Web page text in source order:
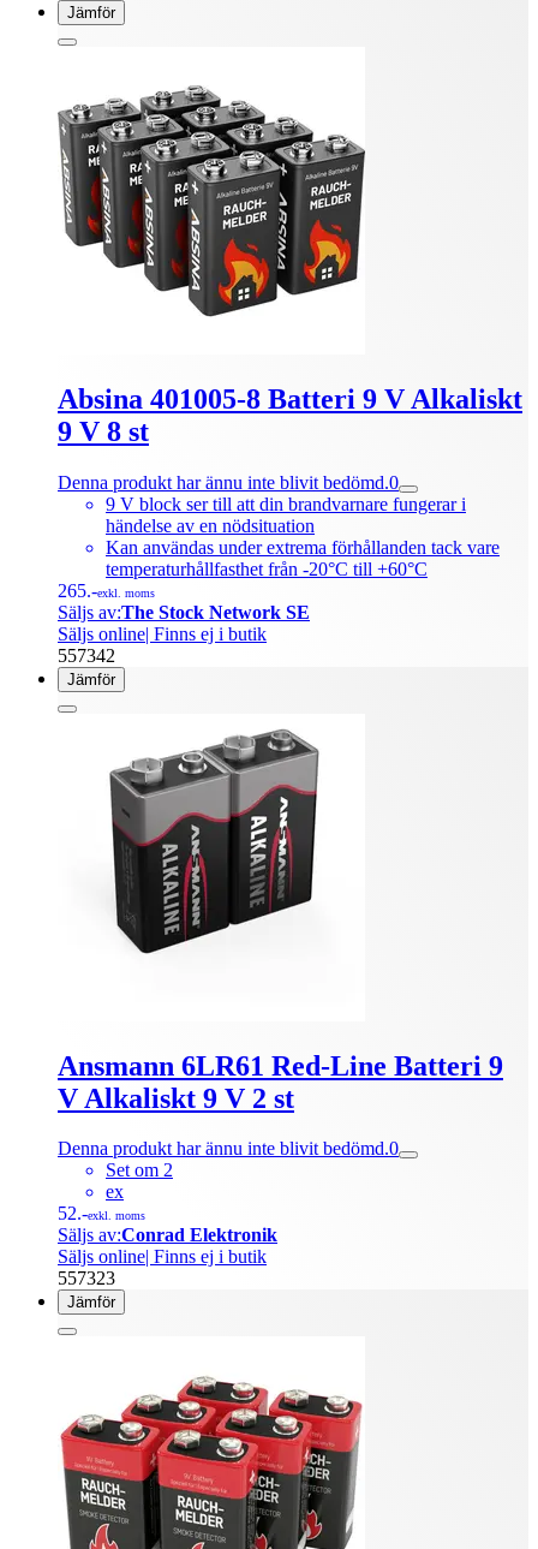
Jämför
Absina 401005-8 Batteri 9 V Alkaliskt
9 V 8 st
Denna produkt har ännu inte blivit bedömd.0
9 V block ser till att din brandvarnare fungerar i
händelse av en nödsituation
Kan användas under extrema förhållanden tack vare
temperaturhållfasthet från -20°C till +60°C
265.-exkl. moms
Säljs av:The Stock Network SE
Säljs online| Finns ej i butik
557342
Jämför
Ansmann 6LR61 Red-Line Batteri 9
V Alkaliskt 9 V 2 st
Denna produkt har ännu inte blivit bedömd.0
Set om 2
ex
52.-exkl. moms
Säljs av:Conrad Elektronik
Säljs online| Finns ej i butik
557323
Jämför